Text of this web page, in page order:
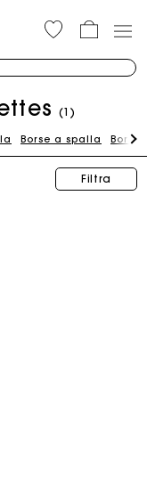
(1)
Borse a spalla Borse
Filtra
Rating